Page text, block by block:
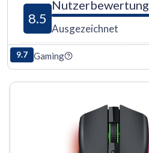
8.5
Nutzerbewertung
Ausgezeichnet
9.7 Gaming